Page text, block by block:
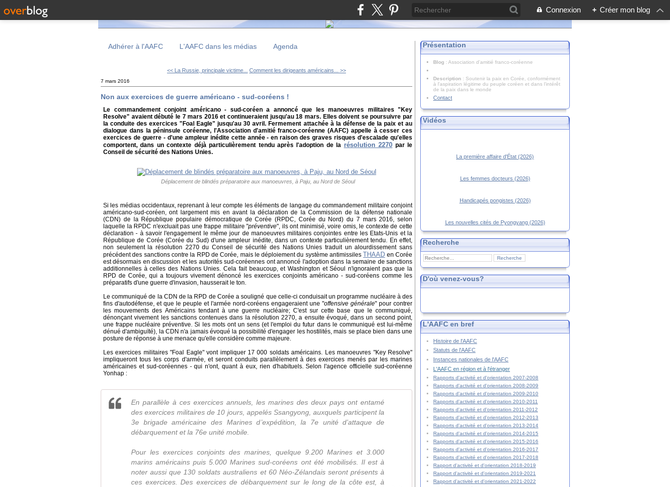
Connexion + Créer mon blog
Adhérer à l'AAFC L'AAFC dans les médias Agenda
<< La Russie, principale victime... Comment les dirigeants américains... >>
7 mars 2016
Non aux exercices de guerre américano - sud-coréens !
Le commandement conjoint américano - sud-coréen a annoncé que les manoeuvres militaires "Key
Resolve" avaient débuté le 7 mars 2016 et continueraient jusqu'au 18 mars. Elles doivent se poursuivre par
la conduite des exercices "Foal Eagle" jusqu'au 30 avril. Fermement attachée à la défense de la paix et au
dialogue dans la péninsule coréenne, l'Association d'amitié franco-coréenne (AAFC) appelle à cesser ces
exercices de guerre - d'une ampleur inédite cette année - en raison des graves risques d'escalade qu'elles
comportent, dans un contexte déjà particulièrement tendu après l'adoption de la résolution 2270 par le
Conseil de sécurité des Nations Unies.
Déplacement de blindés préparatoire aux manoeuvres, à Paju, au Nord de Séoul
Si les médias occidentaux, reprenant à leur compte les éléments de langage du commandement militaire conjoint
américano-sud-coréen, ont largement mis en avant la déclaration de la Commission de la défense nationale
(CDN) de la République populaire démocratique de Corée (RPDC, Corée du Nord) du 7 mars 2016, selon
laquelle la RPDC n'excluait pas une frappe militaire "préventive", ils ont minimisé, voire omis, le contexte de cette
déclaration - à savoir l'engagement le même jour de manoeuvres militaires conjointes entre les Etats-Unis et la
République de Corée (Corée du Sud) d'une ampleur inédite, dans un contexte particulièrement tendu. En effet,
non seulement la résolution 2270 du Conseil de sécurité des Nations Unies traduit un alourdissement sans
précédent des sanctions contre la RPD de Corée, mais le déploiement du système antimissiles THAAD en Corée
est désormais en discussion et les autorités sud-coréennes ont annoncé l'adoption dans la semaine de sanctions
additionnelles à celles des Nations Unies. Cela fait beaucoup, et Washington et Séoul n'ignoraient pas que la
RPD de Corée, qui a toujours vivement dénoncé les exercices conjoints américano - sud-coréens comme les
préparatifs d'une guerre d'invasion, hausserait le ton.
Le communiqué de la CDN de la RPD de Corée a souligné que celle-ci conduisait un programme nucléaire à des
fins d'autodéfense, et que le peuple et l'armée nord-coréens engageraient une "offensive générale" pour contrer
les mouvements des Américains tendant à une guerre nucléaire; C'est sur cette base que le communiqué,
dénonçant vivement les sanctions contenues dans la résolution 2270, a ensuite évoqué, dans un second point,
une frappe nucléaire préventive. Si les mots ont un sens (et l'emploi du futur dans le communiqué est lui-même
dénué d'ambiguïté), la CDN n'a jamais évoqué la possibilité d'engager les hostilités, mais se place bien dans une
posture de réponse à une menace qu'elle considère comme majeure.
Les exercices militaires "Foal Eagle" vont impliquer 17 000 soldats américains. Les manoeuvres "Key Resolve"
impliqueront tous les corps d'armée, et seront conduits parallèlement à des exercices menés par les marines
américaines et sud-coréennes - qui n'ont, quant à eux, rien d'habituels. Selon l'agence officielle sud-coréenne
Yonhap :
En parallèle à ces exercices annuels, les marines des deux pays ont entamé
des exercices militaires de 10 jours, appelés Ssangyong, auxquels participent la
3e brigade américaine des Marines d’expédition, la 7e unité d’attaque de
débarquement et la 76e unité mobile.
Pour les exercices conjoints des marines, quelque 9.200 Marines et 3.000
marins américains puis 5.000 Marines sud-coréens ont été mobilisés. Il est à
noter aussi que 130 soldats australiens et 60 Néo-Zélandais seront présents à
ces exercices. Des exercices de débarquement sur le long de la côte est, à
Présentation
Blog : Association d'amitié franco-coréenne
Description : Soutenir la paix en Corée, conformément
à l'aspiration légitime du peuple coréen et dans l’intérêt
de la paix dans le monde
Contact
Vidéos
La première affaire d'État (2026)
Les femmes docteurs (2026)
Handicapés pongistes (2026)
Les nouvelles cités de Pyongyang (2026)
Recherche
D'où venez-vous?
L'AAFC en bref
Histoire de l'AAFC
Statuts de l'AAFC
Instances nationales de l'AAFC
L'AAFC en région et à l'étranger
Rapports d'activité et d'orientation 2007-2008
Rapports d'activité et d'orientation 2008-2009
Rapports d'activité et d'orientation 2009-2010
Rapports d'activité et d'orientation 2010-2011
Rapports d'activité et d'orientation 2011-2012
Rapports d'activité et d'orientation 2012-2013
Rapports d'activité et d'orientation 2013-2014
Rapports d'activité et d'orientation 2014-2015
Rapports d'activité et d'orientation 2015-2016
Rapports d'activité et d'orientation 2016-2017
Rapports d'activité et d'orientation 2017-2018
Rapport d'activité et d'orientation 2018-2019
Rapport d'activité et d'orientation 2019-2021
Rapport d'activité et d'orientation 2021-2022